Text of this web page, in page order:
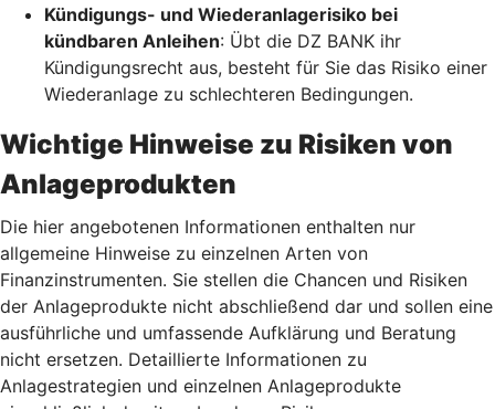
Kündigungs- und Wiederanlagerisiko bei
kündbaren Anleihen: Übt die DZ BANK ihr
Kündigungsrecht aus, besteht für Sie das Risiko einer
Wiederanlage zu schlechteren Bedingungen.
Wichtige Hinweise zu Risiken von
Anlageprodukten
Die hier angebotenen Informationen enthalten nur
allgemeine Hinweise zu einzelnen Arten von
Finanzinstrumenten. Sie stellen die Chancen und Risiken
der Anlageprodukte nicht abschließend dar und sollen eine
ausführliche und umfassende Aufklärung und Beratung
nicht ersetzen. Detaillierte Informationen zu
Anlagestrategien und einzelnen Anlageprodukte